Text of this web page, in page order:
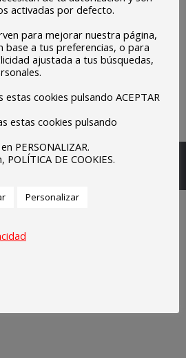
Sagrado Corazón de Olivenza.
activadas por defecto.
para mejorar nuestra página,
base a tus preferencias, o para
ajustada a tus búsquedas,
cookies pulsando ACEPTAR
estas cookies pulsando
PERSONALIZAR.
DE COOKIES.
Personalizar